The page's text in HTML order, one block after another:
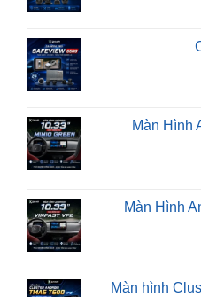
Màn
Màn Hình
Màn hình